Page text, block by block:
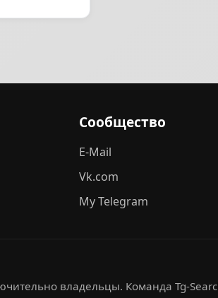
Сообщество
E-Mail
Vk.com
My Telegram
владельцы. Команда Tg-